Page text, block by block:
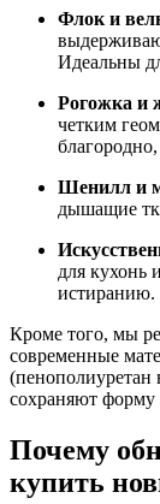
Флок и
Идеальны
Рогожка и
четким
Шенилл и
дышащие
для кухонь
истиранию.
Кроме того, мы
современные
(пенополиуретан
сохраняют форму
Почему
купить